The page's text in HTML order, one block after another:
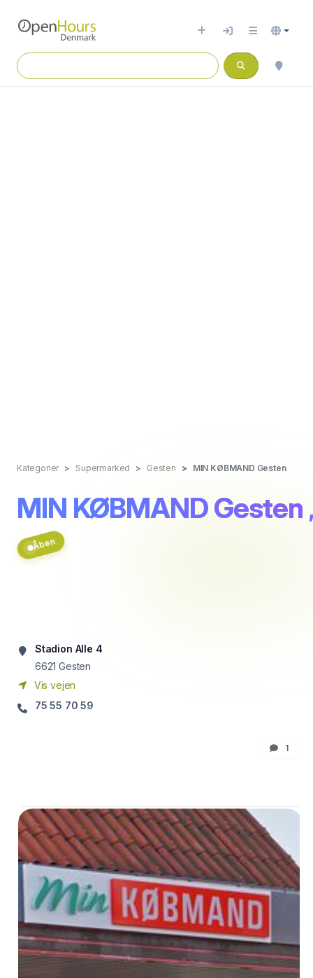
Kategorier Supermarked Gesten MIN KØBMAND Gesten
MIN KØBMAND Gesten
Åben
Stadion Alle 4
6621 Gesten
Vis vejen
75 55 70 59
1